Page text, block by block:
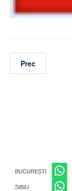
Prec
BUCUREȘTI
SIBIU